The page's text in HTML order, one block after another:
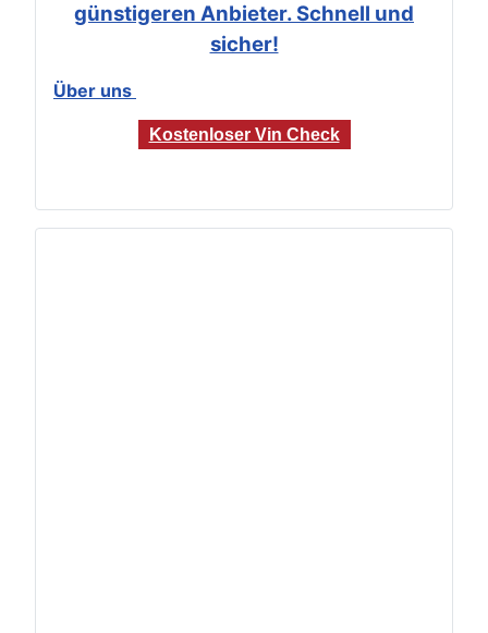
günstigeren Anbieter. Schnell und
sicher!
Über uns
Kostenloser Vin Check